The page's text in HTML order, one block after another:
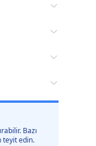
Bazı
teyit edin.